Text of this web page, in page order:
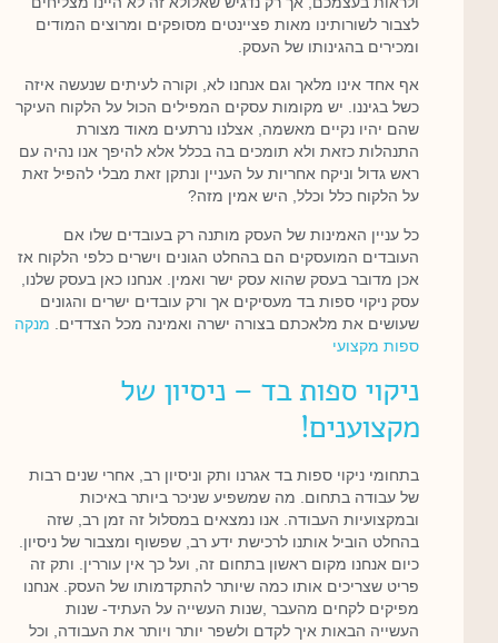
לצבור לשורותינו מאות פציינטים מסופקים ומרוצים המודים
ומכירים בהגינותו של העסק.
אף אחד אינו מלאך וגם אנחנו לא, וקורה לעיתים שנעשה איזה
כשל בגיננו. יש מקומות עסקים המפילים הכול על הלקוח העיקר
שהם יהיו נקיים מאשמה, אצלנו נרתעים מאוד מצורת
התנהלות כזאת ולא תומכים בה בכלל אלא להיפך אנו נהיה עם
ראש גדול וניקח אחריות על העניין ונתקן זאת מבלי להפיל זאת
על הלקוח כלל וכלל, היש אמין מזה?
כל עניין האמינות של העסק מותנה רק בעובדים שלו אם
העובדים המועסקים הם בהחלט הגונים וישרים כלפי הלקוח אז
אכן מדובר בעסק שהוא עסק ישר ואמין. אנחנו כאן בעסק שלנו,
עסק ניקוי ספות בד מעסיקים אך ורק עובדים ישרים והגונים
שעושים את מלאכתם בצורה ישרה ואמינה מכל הצדדים. מנקה
ספות מקצועי
ניקוי ספות בד – ניסיון של
מקצוענים!
בתחומי ניקוי ספות בד אגרנו ותק וניסיון רב, אחרי שנים רבות
של עבודה בתחום. מה שמשפיע שניכר ביותר באיכות
ובמקצועיות העבודה. אנו נמצאים במסלול זה זמן רב, שזה
בהחלט הוביל אותנו לרכישת ידע רב, שפשוף ומצבור של ניסיון.
כיום אנחנו מקום ראשון בתחום זה, ועל כך אין עוררין. ותק זה
פריט שצריכים אותו כמה שיותר להתקדמותו של העסק. אנחנו
מפיקים לקחים מהעבר ,שנות העשייה על העתיד- שנות
העשייה הבאות איך לקדם ולשפר יותר ויותר את העבודה, וכל